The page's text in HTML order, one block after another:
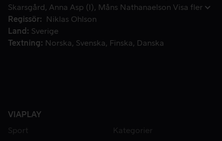
Skarsgård
Anna Asp (I) Måns Nathanaelson Visa fler
Regissör
Niklas Ohlson
Land
Sverige
Textning
Norska Svenska Finska Danska
VIAPLAY
Sport
Kategorier